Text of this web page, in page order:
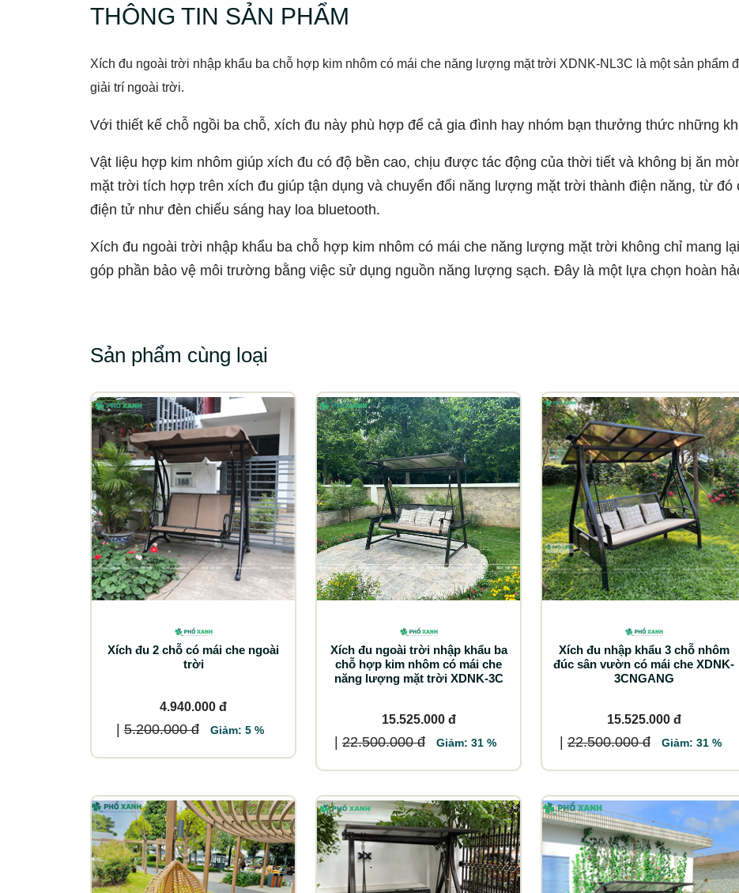
THÔNG TIN SẢN PHẨM
Xích đu ngoài trời nhập khẩu ba chỗ hợp kim nhôm có mái che năng lượng mặt trời XDNK-NL3C là một sản phẩm
giải trí ngoài trời.
Với thiết kế chỗ ngồi ba chỗ, xích đu này phù hợp để cả gia đình hay nhóm bạn thưởng thức những
Vật liệu hợp kim nhôm giúp xích đu có độ bền cao, chịu được tác động của thời tiết và không bị ăn
mặt trời tích hợp trên xích đu giúp tận dụng và chuyển đổi năng lượng mặt trời thành điện năng, từ đó
điện tử như đèn chiếu sáng hay loa bluetooth.
Xích đu ngoài trời nhập khẩu ba chỗ hợp kim nhôm có mái che năng lượng mặt trời không chỉ mang
góp phần bảo vệ môi trường bằng việc sử dụng nguồn năng lượng sạch. Đây là một lựa chọn hoàn
Sản phẩm cùng loại
Xích đu 2 chỗ có mái che ngoài
trời
4.940.000 đ
5.200.000 đ Giảm: 5 %
Xích đu ngoài trời nhập khẩu ba
chỗ hợp kim nhôm có mái che
năng lượng mặt trời XDNK-3C
15.525.000 đ
22.500.000 đ Giảm: 31 %
Xích đu nhập khẩu 3 chỗ nhôm
đúc sân vườn có mái che XDNK-
3CNGANG
15.525.000 đ
22.500.000 đ Giảm: 31 %